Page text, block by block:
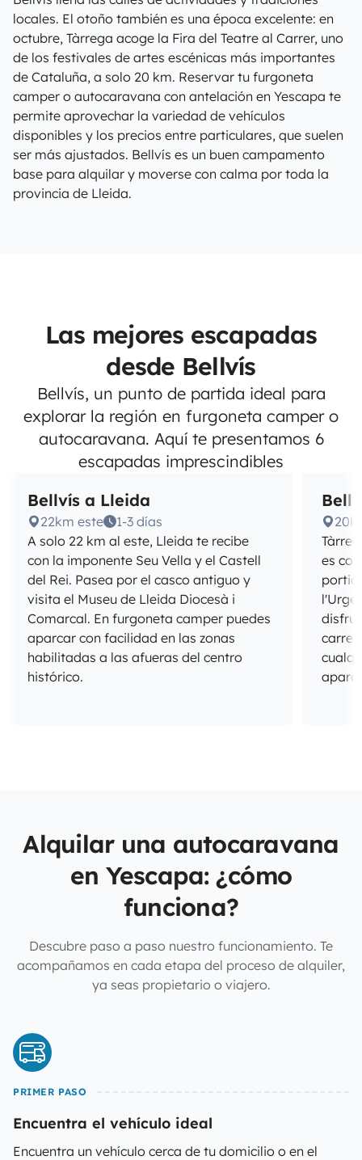
locales. El otoño también es una época excelente: en
octubre, Tàrrega acoge la Fira del Teatre al Carrer, uno
de los festivales de artes escénicas más importantes
de Cataluña, a solo 20 km. Reservar tu furgoneta
camper o autocaravana con antelación en Yescapa te
permite aprovechar la variedad de vehículos
disponibles y los precios entre particulares, que suelen
ser más ajustados. Bellvís es un buen campamento
base para alquilar y moverse con calma por toda la
provincia de Lleida.
Las mejores escapadas
desde Bellvís
Bellvís, un punto de partida ideal para
explorar la región en furgoneta camper o
autocaravana. Aquí te presentamos 6
escapadas imprescindibles
Bellvís a Lleida
22km este
1-3 días
A solo 22 km al este, Lleida te recibe
con la imponente Seu Vella y el Castell
del Rei. Pasea por el casco antiguo y
visita el Museu de Lleida Diocesà i
Comarcal. En furgoneta camper puedes
aparcar con facilidad en las zonas
habilitadas a las afueras del centro
histórico.
es
Alquilar una autocaravana
en Yescapa: ¿cómo
funciona?
Descubre paso a paso nuestro funcionamiento. Te
acompañamos en cada etapa del proceso de alquiler,
ya seas propietario o viajero.
PRIMER PASO
Encuentra el vehículo ideal
Encuentra un vehículo cerca de tu domicilio o en el